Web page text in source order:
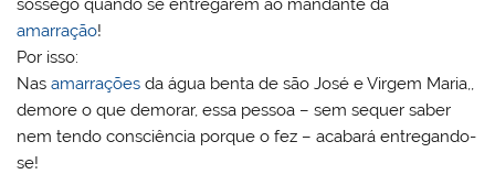
sossego quando se entregarem ao mandante da
amarração!
Por isso:
Nasamarrações da água benta de são José e Virgem Maria,,
demore o que demorar, essa pessoa – sem sequer saber
nem tendo consciência porque o fez – acabará entregando-
se!